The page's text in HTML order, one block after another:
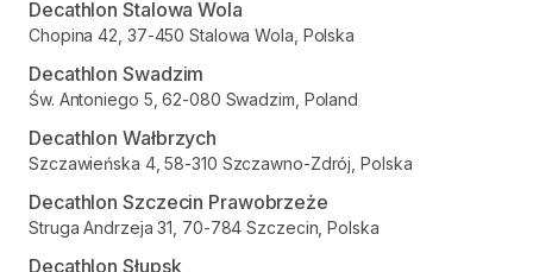
Decathlon Stalowa Wola
Chopina 42, 37-450 Stalowa Wola, Polska
Decathlon Swadzim
Św. Antoniego 5, 62-080 Swadzim, Poland
Decathlon Wałbrzych
Szczawieńska 4, 58-310 Szczawno-Zdrój, Polska
Decathlon Szczecin Prawobrzeże
Struga Andrzeja 31, 70-784 Szczecin, Polska
Decathlon Słupsk